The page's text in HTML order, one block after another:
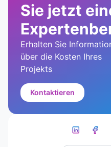
Sie jetzt
Erhalten Sie
über die Kosten Ihres
Projekts
Kontaktieren